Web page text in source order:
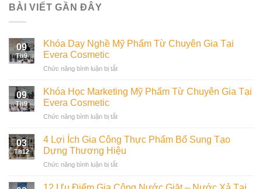
BÀI VIẾT GẦN ĐÂY
09
Th9
Khóa Dạy Nghề Mỹ Phẩm Từ Chuyên Gia Tại
Evera Cosmetic
Chức năng bình luận bị tắtở
Nghề
Phẩm
Chuyên
Gia
Tại
Evera
09
Th9
Khóa Học Marketing Mỹ Phẩm Từ Chuyên Gia Tại
Evera Cosmetic
Chức năng bình luận bị tắtở
Học
Marketing
Mỹ
Phẩm
Chuyên
03
Th12
4 Lợi Ích Gia Công Thực Phẩm Bổ Sung Tạo
Dựng Thương Hiệu
Chức năng bình luận bị tắtở
Lợi